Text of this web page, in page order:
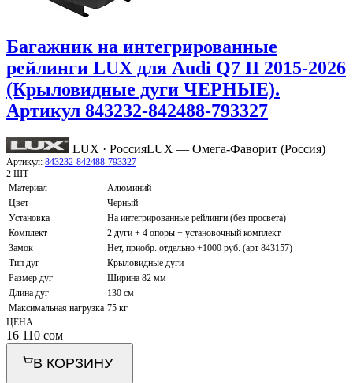
Багажник на интегрированные
рейлинги LUX для Audi Q7 II 2015-2026
(Крыловидные дуги ЧЕРНЫЕ).
Артикул 843232-842488-793327
LUX · РоссияLUX — Омега-Фаворит (Россия)
Артикул: 843232-842488-793327
2 ШТ
Материал
Алюминий
Цвет
Черный
Установка
На интегрированные рейлинги (без просвета)
Комплект
2 дуги + 4 опоры + установочный комплект
Замок
Нет, приобр. отдельно +1000 руб. (арт 843157)
Тип дуг
Крыловидные дуги
Размер дуг
Ширина 82 мм
Длина дуг
130 см
Максимальная нагрузка 75 кг
ЦЕНА
16 110 сом
В КОРЗИНУ